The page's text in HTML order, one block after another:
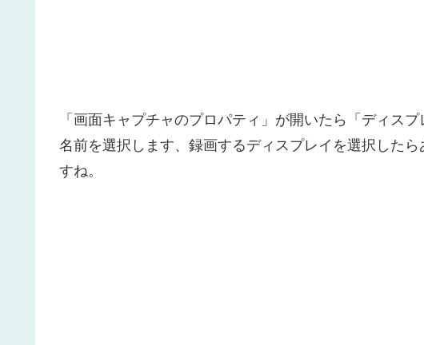
「画面キャプチャのプロパティ」が開いたら「ディス
名前を選択します、録画するディスプレイを選択した
すね。